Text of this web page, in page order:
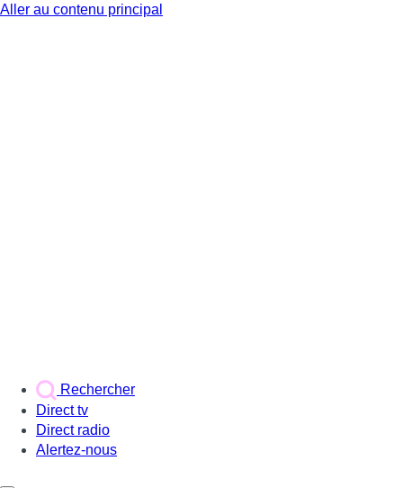
Aller au contenu principal
Rechercher
Direct tv
Direct radio
Alertez-nous